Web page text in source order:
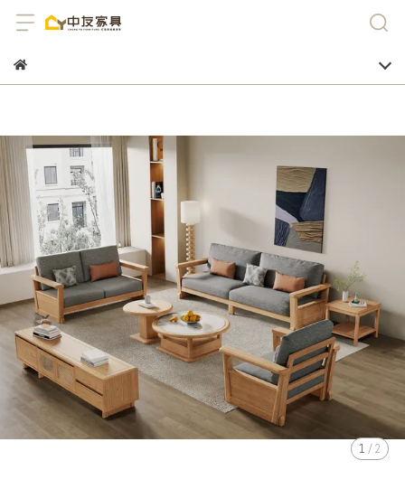
1 /2